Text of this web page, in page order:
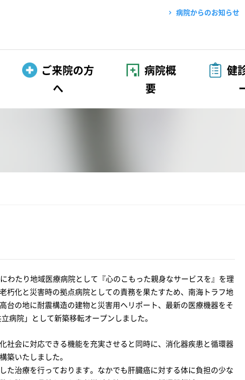
病院からのお知らせ
ご来院の方
へ
病院概
要
健
わたり地域医療病院として『心のこもった親身なサービスを』を理
朽化と災害時の拠点病院としての責務を果たすため、南海トラフ地
台の地に耐震構造の建物と災害用ヘリポート、最新の医療機器をそ
病院」として新築移転オープンしました。
社会に対応できる機能を充実させると同時に、消化器疾患と循環器
築いたしました。
た治療を行っております。なかでも肝臓癌に対する体に負担の少な